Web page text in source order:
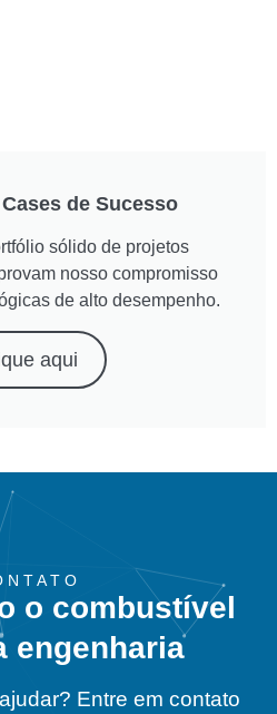
de Sucesso
sólido de projetos
nosso compromisso
de alto desempenho.
aqui
o combustível
engenharia
Entre em contato